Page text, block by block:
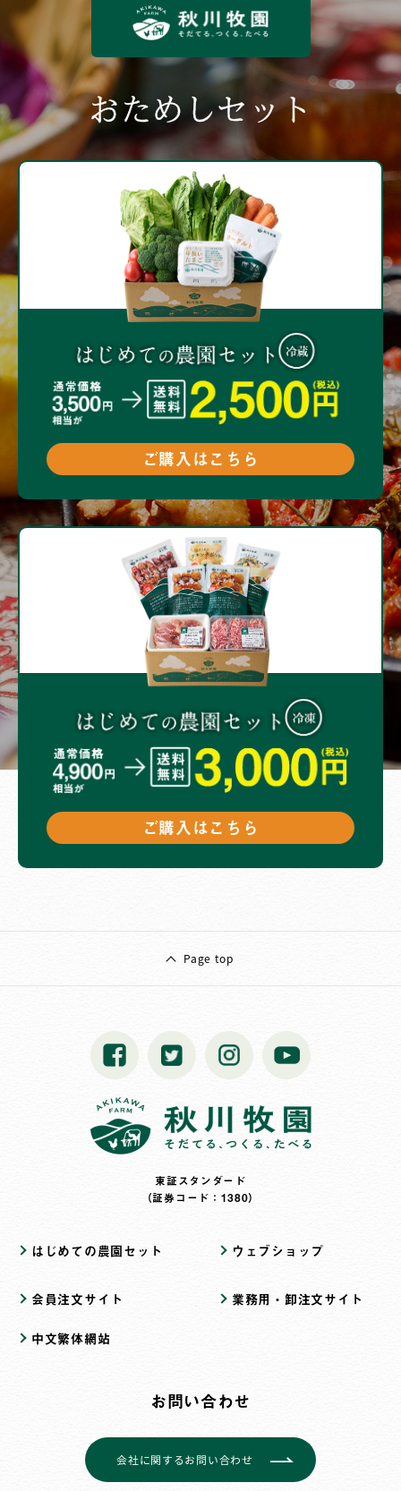
おためしセット
ご購入はこちら
ご購入はこちら
Page top
東証スタンダード
（証券コード：1380）
はじめての農園セット ウェブショップ
会員注文サイト 業務用・卸注文サイト
中文繁体網站
お問い合わせ
会社に関するお問い合わせ